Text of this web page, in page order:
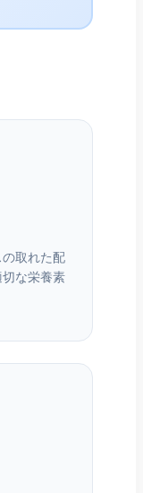
取れた配
な栄養素